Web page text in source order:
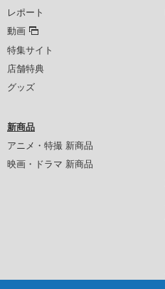
レポート
動画
特集サイト
店舗特典
グッズ
新商品
アニメ・特撮 新商品
映画・ドラマ 新商品